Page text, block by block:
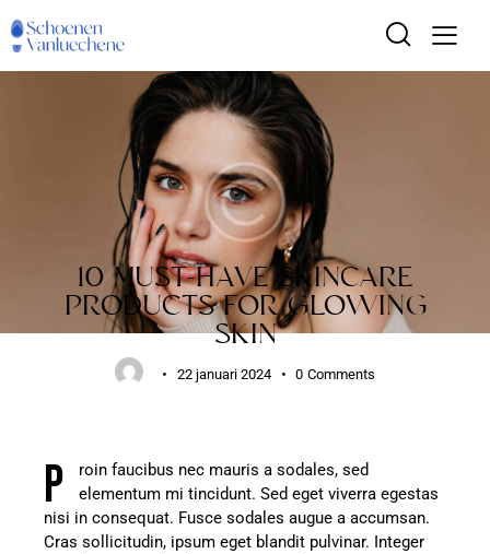
STANDARD
10 MUST-HAVE SKINCARE
PRODUCTS FOR GLOWING
SKIN
22 januari 2024 0 Comments
P
roin faucibus nec mauris a sodales, sed
elementum mi tincidunt. Sed eget viverra egestas
nisi in consequat. Fusce sodales augue a accumsan.
Cras sollicitudin, ipsum eget blandit pulvinar. Integer